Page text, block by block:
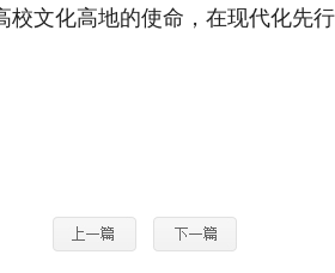
文化高地的使命，在现代化先